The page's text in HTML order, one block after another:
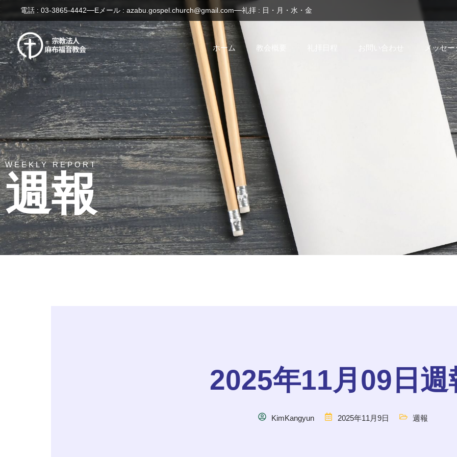
電話 : 03-3865-4442 Eメール : azabu.gospel.church@gmail.com 礼拝 : 日・月・水・金
ホーム 教会概要 お問い合わせ メッセ
WEEKLY REPORT
週報
2025年11月09日週
KimKangyun 2025年11月9日 週報